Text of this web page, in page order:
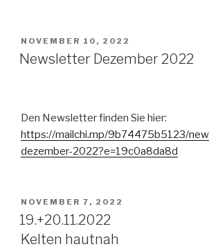
NOVEMBER 10, 2022
Newsletter Dezember 2022
Den Newsletter finden Sie hier:
https://mailchi.mp/9b74475b5123/
dezember-2022?e=19c0a8da8d
NOVEMBER 7, 2022
19.+20.11.2022
Kelten hautnah